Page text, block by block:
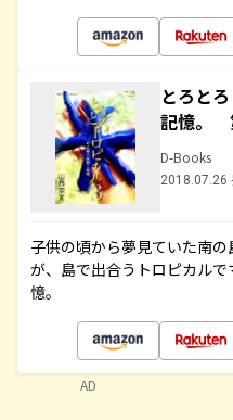
とろと
記憶。
D-Books
2018.07.26
子供の頃から夢見ていた南
が、島で出合うトロピカル
憶。
AD